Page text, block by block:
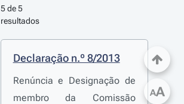
5 de 5
resultados
Declaração n.º 8/2013
Renúncia e Designação de
membro da Comissão
AA